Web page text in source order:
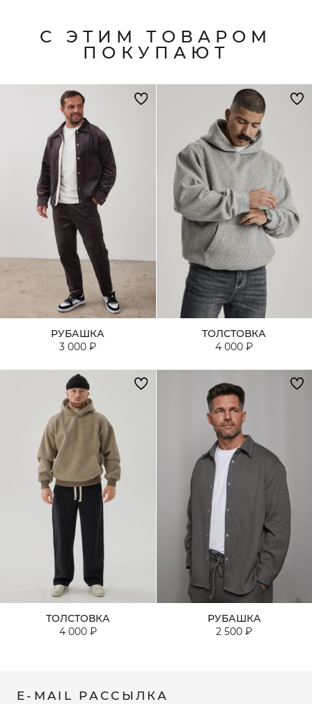
С ЭТИМ ТОВАРОМ
ПОКУПАЮТ
РУБАШКА
3 000 ₽
ТОЛСТОВКА
4 000 ₽
ТОЛСТОВКА
4 000 ₽
РУБАШКА
2 500 ₽
E-MAIL РАССЫЛКА